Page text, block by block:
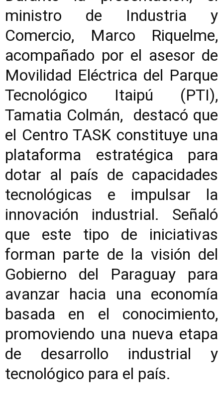
ministro de Industria y
Comercio, Marco Riquelme,
acompañado por el asesor de
Movilidad Eléctrica del Parque
Tecnológico Itaipú (PTI),
Tamatia Colmán, destacó que
el Centro TASK constituye una
plataforma estratégica para
dotar al país de capacidades
tecnológicas e impulsar la
innovación industrial. Señaló
que este tipo de iniciativas
forman parte de la visión del
Gobierno del Paraguay para
avanzar hacia una economía
basada en el conocimiento,
promoviendo una nueva etapa
de desarrollo industrial y
tecnológico para el país.